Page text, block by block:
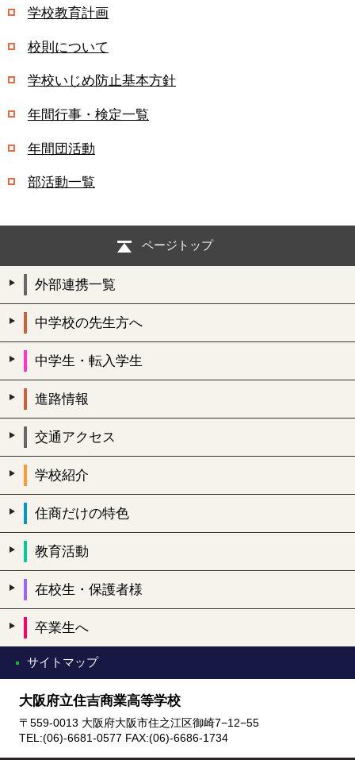
学校教育計画
校則について
学校いじめ防止基本方針
年間行事・検定一覧
年間団活動
部活動一覧
ページトップ
外部連携一覧
中学校の先生方へ
中学生・転入学生
進路情報
交通アクセス
学校紹介
住商だけの特色
教育活動
在校生・保護者様
卒業生へ
サイトマップ
大阪府立住吉商業高等学校
〒559-0013 大阪府大阪市住之江区御崎7−12−55
TEL:(06)-6681-0577 FAX:(06)-6686-1734